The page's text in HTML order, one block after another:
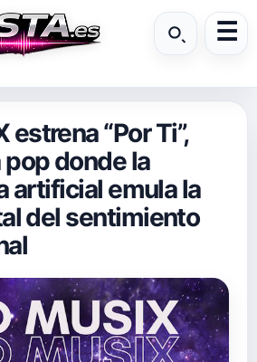
estrena “Por Ti”,
donde la
artificial emula la
del sentimiento